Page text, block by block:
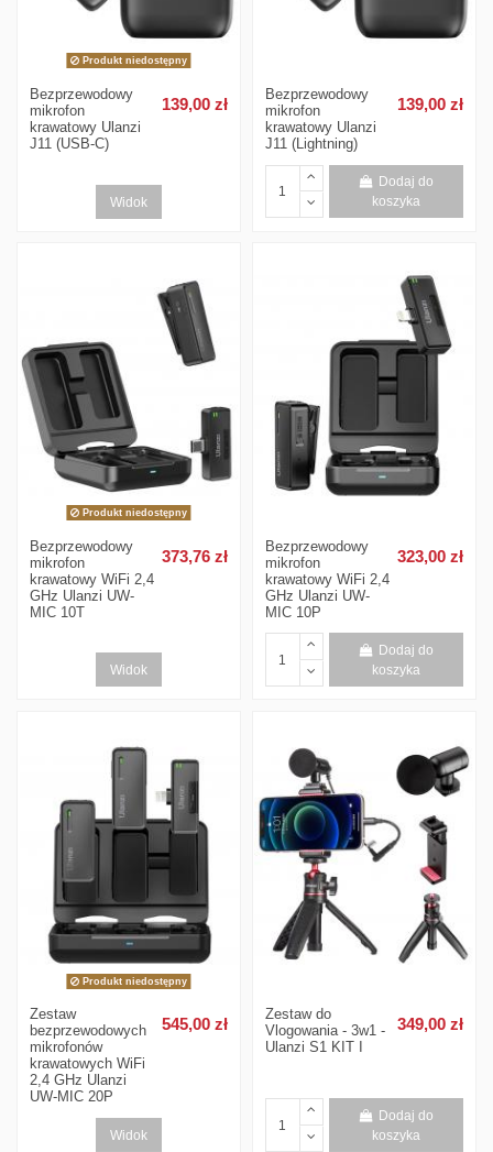
Produkt niedostępny
Bezprzewodowy
mikrofon
krawatowy Ulanzi
J11 (USB-C)
139,00 zł
Widok
Bezprzewodowy
mikrofon
krawatowy Ulanzi
J11 (Lightning)
139,00 zł
Dodaj do
koszyka
Produkt niedostępny
Bezprzewodowy
mikrofon
krawatowy WiFi 2,4
GHz Ulanzi UW-
MIC 10T
373,76 zł
Widok
Bezprzewodowy
mikrofon
krawatowy WiFi 2,4
GHz Ulanzi UW-
MIC 10P
323,00 zł
Dodaj do
koszyka
Produkt niedostępny
Zestaw
bezprzewodowych
mikrofonów
krawatowych WiFi
2,4 GHz Ulanzi
UW-MIC 20P
545,00 zł
Widok
Zestaw do
Vlogowania - 3w1 -
Ulanzi S1 KIT I
349,00 zł
Dodaj do
koszyka